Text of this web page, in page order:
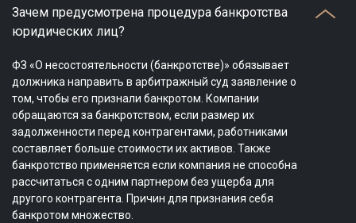
Зачем предусмотрена процедура банкротства
юридических лиц?
ФЗ «О несостоятельности (банкротстве)» обязывает
должника направить в арбитражный суд заявление о
том, чтобы его признали банкротом. Компании
обращаются за банкротством, если размер их
задолженности перед контрагентами, работниками
составляет больше стоимости их активов. Также
банкротство применяется если компания не способна
рассчитаться с одним партнером без ущерба для
другого контрагента. Причин для признания себя
банкротом множество.